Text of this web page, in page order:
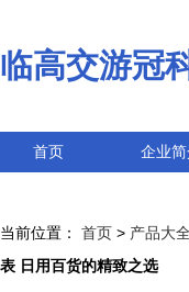
临高交游冠
首页 企业简
当前位置： 首页 > 产品大
表 日用百货的精致之选